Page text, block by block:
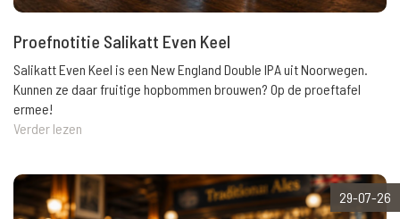
Proefnotitie Salikatt Even Keel
Salikatt Even Keel is een New England Double IPA uit Noorwegen.
Kunnen ze daar fruitige hopbommen brouwen? Op de proeftafel
ermee!
Verder lezen
29-07-26